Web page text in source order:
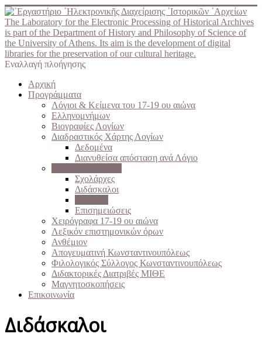
The Laboratory for the Electronic Processing of Historical Archives
is part of the Department of History and Philosophy of Science of
the University of Athens. Its aim is the development of digital
libraries for the preservation of our cultural heritage.
Εναλλαγή πλοήγησης
Αρχική
Προγράμματα
Λόγιοι & Κείμενα του 17-19 ου αιώνα
Ελληνομνήμων
Βιογραφίες Λογίων
Διαδραστικός Χάρτης Λογίων
Δεδομένα
Διανυθείσα απόσταση ανά Λόγιο
Σχολάρχες
Διδάσκαλοι
Επισημειώσεις
Χειρόγραφα 17-19 ου αιώνα
Λεξικόν επιστημονικών όρων
Ανθέμιον
Απογευματινή Κωνσταντινουπόλεως
Φιλολογικός Σύλλογος Κωνσταντινουπόλεως
Διδακτορικές Διατριβές ΜΙΘΕ
Μαγνητοσκοπήσεις
Επικοινωνία
Διδάσκαλοι